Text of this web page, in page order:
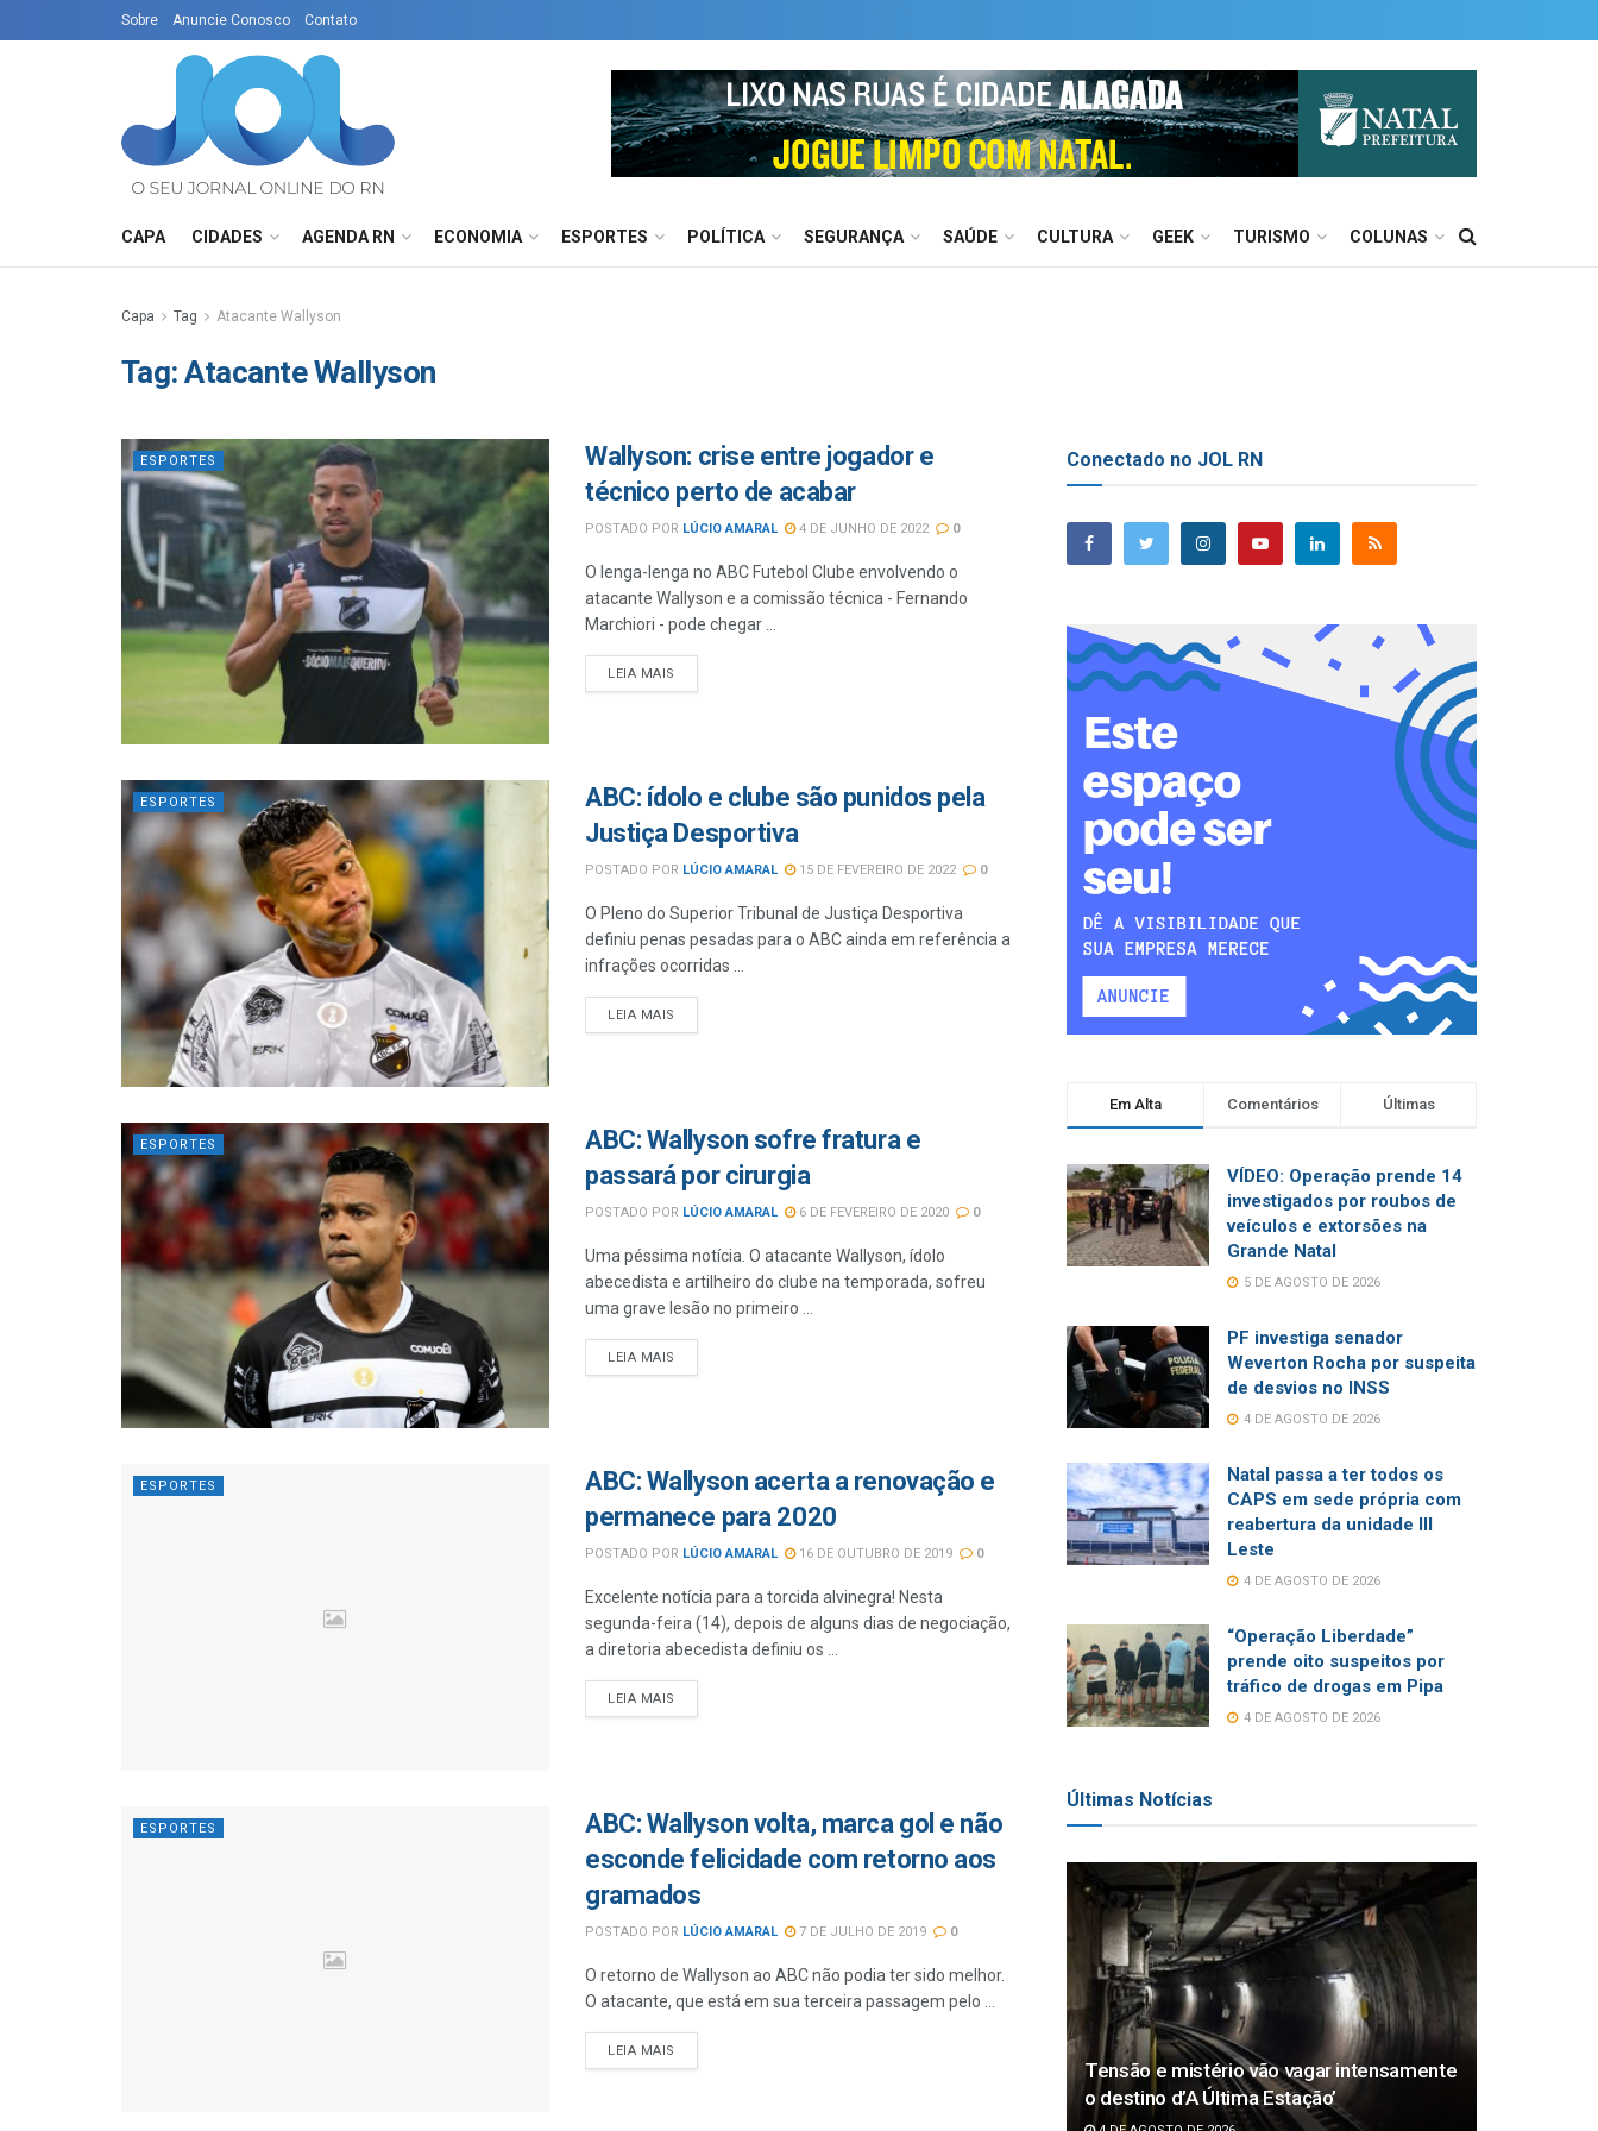
Sobre Anuncie Conosco Contato
CAPA CIDADES AGENDA RN ECONOMIA ESPORTES POLÍTICA SEGURANÇA SAÚDE CULTURA GEEK TURISMO COLUNAS
Capa Tag Atacante Wallyson
Tag:Atacante Wallyson
ESPORTES
Wallyson: crise entre jogador e
técnico perto de acabar
POSTADO POR LÚCIO AMARAL 4 DE JUNHO DE 2022 0
O lenga-lenga no ABC Futebol Clube envolvendo o
atacante Wallyson e a comissão técnica - Fernando
Marchiori - pode chegar ...
LEIA MAIS
ESPORTES
ABC: ídolo e clube são punidos pela
Justiça Desportiva
POSTADO POR LÚCIO AMARAL 15 DE FEVEREIRO DE 2022 0
O Pleno do Superior Tribunal de Justiça Desportiva
definiu penas pesadas para o ABC ainda em referência a
infrações ocorridas ...
LEIA MAIS
ESPORTES
ABC: Wallyson sofre fratura e
passará por cirurgia
POSTADO POR LÚCIO AMARAL 6 DE FEVEREIRO DE 2020 0
Uma péssima notícia. O atacante Wallyson, ídolo
abecedista e artilheiro do clube na temporada, sofreu
uma grave lesão no primeiro ...
LEIA MAIS
ESPORTES
ABC: Wallyson acerta a renovação e
permanece para 2020
POSTADO POR LÚCIO AMARAL 16 DE OUTUBRO DE 2019 0
Excelente notícia para a torcida alvinegra! Nesta
segunda-feira (14), depois de alguns dias de negociação,
a diretoria abecedista definiu os ...
LEIA MAIS
ESPORTES
ABC: Wallyson volta, marca gol e não
esconde felicidade com retorno aos
gramados
POSTADO POR LÚCIO AMARAL 7 DE JULHO DE 2019 0
O retorno de Wallyson ao ABC não podia ter sido melhor.
O atacante, que está em sua terceira passagem pelo ...
LEIA MAIS
Conectado no JOL RN
Em Alta Comentários Últimas
VÍDEO: Operação prende 14
investigados por roubos de
veículos e extorsões na
Grande Natal
5 DE AGOSTO DE 2026
PF investiga senador
Weverton Rocha por suspeita
de desvios no INSS
4 DE AGOSTO DE 2026
Natal passa a ter todos os
CAPS em sede própria com
reabertura da unidade III
Leste
4 DE AGOSTO DE 2026
“Operação Liberdade”
prende oito suspeitos por
tráfico de drogas em Pipa
4 DE AGOSTO DE 2026
Últimas Notícias
Tensão e mistério vão vagar intensamente
o destino d’A Última Estação’